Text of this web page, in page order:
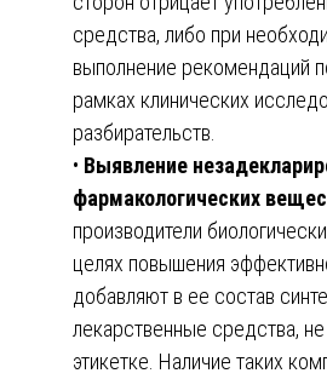
средства, либо при
выполнение рекомендаций
рамках клинических
разбирательств.
• Выявление
фармакологических
производители
целях повышения
добавляют в ее состав
лекарственные средства,
этикетке. Наличие таких